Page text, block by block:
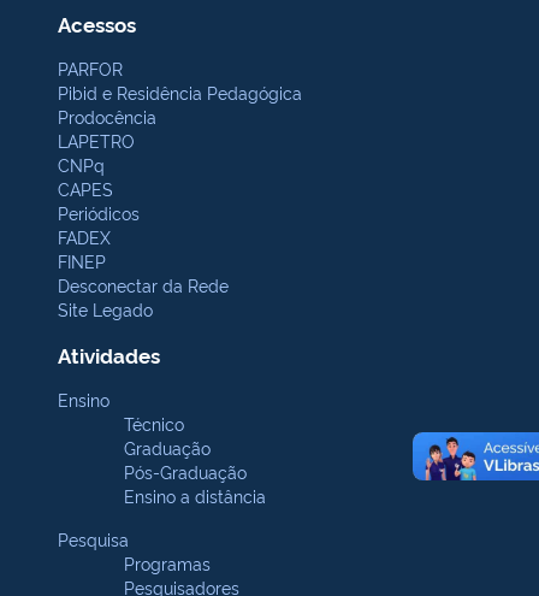
Acessos
PARFOR
Pibid e Residência Pedagógica
Prodocência
LAPETRO
CNPq
CAPES
Periódicos
FADEX
FINEP
Desconectar da Rede
Site Legado
Atividades
Ensino
Técnico
Graduação
Pós-Graduação
Ensino a distância
Pesquisa
Programas
Pesquisadores